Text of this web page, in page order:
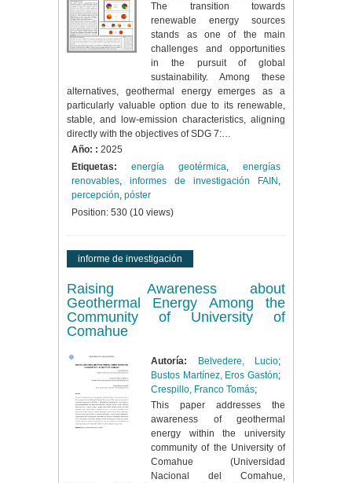
The transition towards
renewable energy sources
stands as one of the main
challenges and opportunities
in the pursuit of global
sustainability. Among these
alternatives, geothermal energy emerges as a
particularly valuable option due to its renewable,
stable, and low-emission characteristics, aligning
directly with the objectives of SDG 7:…
Año: : 2025
Etiquetas:
energía geotérmica, energías
renovables, informes de investigación FAIN ,
percepción, póster
Position: 530 (10 views)
informe de investigación
Raising Awareness about
Geothermal Energy Among the
Community of University of
Comahue
Autoría: Belvedere, Lucio;
Bustos Martínez, Eros Gastón;
Crespillo, Franco Tomás;
This paper addresses the
awareness of geothermal
energy within the university
community of the University of
Comahue (Universidad
Nacional del Comahue,